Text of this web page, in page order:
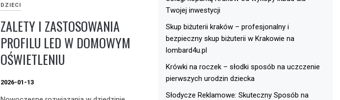
DZIECI
ZALETY I ZASTOSOWANIA
PROFILU LED W DOMOWYM
OŚWIETLENIU
2026-01-13
Twojej inwestycji
Skup biżuterii kraków – profesjonalny i
bezpieczny skup biżuterii w Krakowie na
lombard4u.pl
Krówki na roczek – słodki sposób na uczczenie
pierwszych urodzin dziecka
Słodycze Reklamowe: Skuteczny Sposób na